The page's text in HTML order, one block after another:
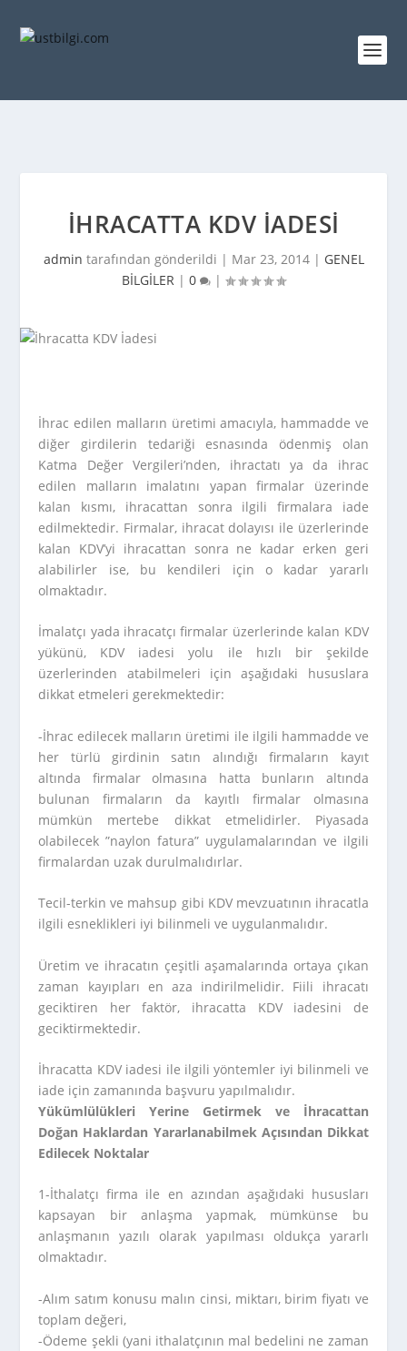
İHRACATTA KDV İADESI
admin tarafından gönderildi | Mar 23, 2014| GENEL
BİLGİLER | 0 |
İhrac edilen malların üretimi amacıyla, hammadde ve
diğer girdilerin tedariği esnasında ödenmiş olan
Katma Değer Vergileri’nden, ihractatı ya da ihrac
edilen malların imalatını yapan firmalar üzerinde
kalan kısmı, ihracattan sonra ilgili firmalara iade
edilmektedir. Firmalar, ihracat dolayısı ile üzerlerinde
kalan KDV’yi ihracattan sonra ne kadar erken geri
alabilirler ise, bu kendileri için o kadar yararlı
olmaktadır.
İmalatçı yada ihracatçı firmalar üzerlerinde kalan KDV
yükünü, KDV iadesi yolu ile hızlı bir şekilde
üzerlerinden atabilmeleri için aşağıdaki hususlara
dikkat etmeleri gerekmektedir:
-İhrac edilecek malların üretimi ile ilgili hammadde ve
her türlü girdinin satın alındığı firmaların kayıt
altında firmalar olmasına hatta bunların altında
bulunan firmaların da kayıtlı firmalar olmasına
mümkün mertebe dikkat etmelidirler. Piyasada
olabilecek ”naylon fatura” uygulamalarından ve ilgili
firmalardan uzak durulmalıdırlar.
Tecil-terkin ve mahsup gibi KDV mevzuatının ihracatla
ilgili esneklikleri iyi bilinmeli ve uygulanmalıdır.
Üretim ve ihracatın çeşitli aşamalarında ortaya çıkan
zaman kayıpları en aza indirilmelidir. Fiili ihracatı
geciktiren her faktör, ihracatta KDV iadesini de
geciktirmektedir.
İhracatta KDV iadesi ile ilgili yöntemler iyi bilinmeli ve
iade için zamanında başvuru yapılmalıdır.
Yükümlülükleri Yerine Getirmek ve İhracattan
Doğan Haklardan Yararlanabilmek Açısından Dikkat
Edilecek Noktalar
1-İthalatçı firma ile en azından aşağıdaki hususları
kapsayan bir anlaşma yapmak, mümkünse bu
anlaşmanın yazılı olarak yapılması oldukça yararlı
olmaktadır.
-Alım satım konusu malın cinsi, miktarı, birim fiyatı ve
toplam değeri,
-Ödeme şekli (yani ithalatçının mal bedelini ne zaman